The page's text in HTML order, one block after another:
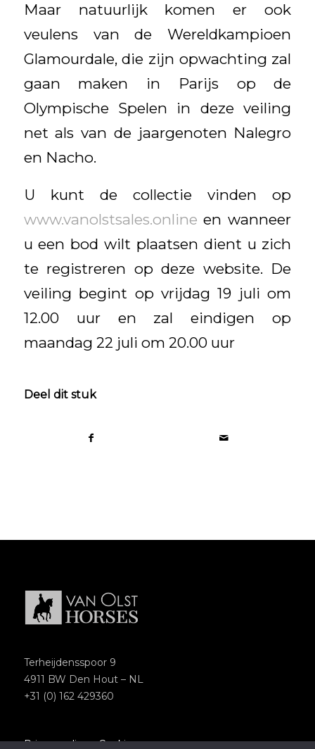
Maar natuurlijk komen er ook
veulens van de Wereldkampioen
Glamourdale, die zijn opwachting zal
gaan maken in Parijs op de
Olympische Spelen in deze veiling
net als van de jaargenoten Nalegro
en Nacho.
U kunt de collectie vinden op
www.vanolstsales.online en wanneer
u een bod wilt plaatsen dient u zich
te registreren op deze website. De
veiling begint op vrijdag 19 juli om
12.00 uur en zal eindigen op
maandag 22 juli om 20.00 uur
Deel dit stuk
Terheijdensspoor 9
4911 BW Den Hout – NL
+31 (0) 162 429360
Privacypolicy–Cookies